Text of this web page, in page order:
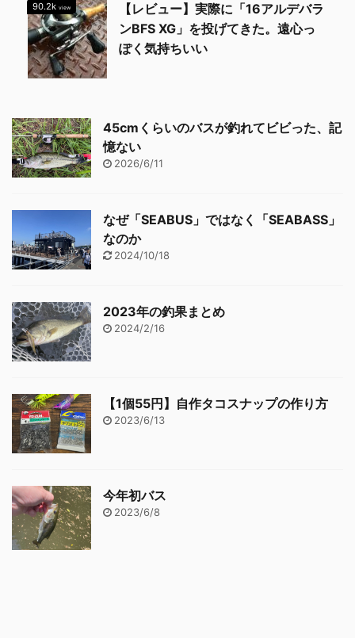
90.2k view
【レビュー】実際に「16アルデバラ
ンBFS XG」を投げてきた。遠心っ
ぽく気持ちいい
45cmくらいのバスが釣れてビビった、記
憶ない
2026/6/11
なぜ「SEABUS」ではなく「SEABASS」
なのか
2024/10/18
2023年の釣果まとめ
2024/2/16
【1個55円】自作タコスナップの作り方
2023/6/13
今年初バス
2023/6/8